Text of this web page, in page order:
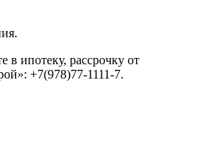
ипотеку, рассрочку от
+7(978)77-1111-7.